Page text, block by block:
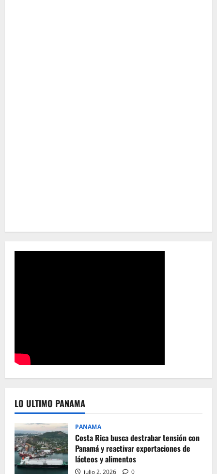
LO ULTIMO PANAMA
PANAMA
Costa Rica busca destrabar tensión con
Panamá y reactivar exportaciones de
lácteos y alimentos
julio 2, 2026 0